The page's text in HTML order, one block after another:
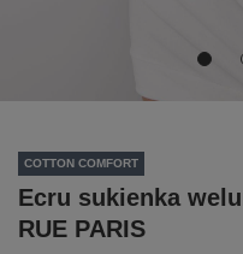
COTTON COMFORT
Ecru sukienka
RUE PARIS